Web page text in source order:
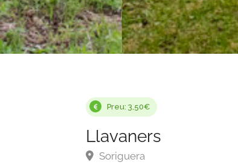
Preu: 3,50€
Llavaners
Soriguera